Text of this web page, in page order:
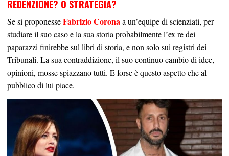
REDENZIONE? O STRATEGIA?
Se si proponesseFabrizio Coronaa un’equipe di scienziati, per
studiare il suo caso e la sua storia probabilmente l’ex re dei
paparazzi finirebbe sul libri di storia, e non solo sui registri dei
Tribunali. La sua contraddizione, il suo continuo cambio di idee,
opinioni, mosse spiazzano tutti. E forse è questo aspetto che al
pubblico di lui piace.